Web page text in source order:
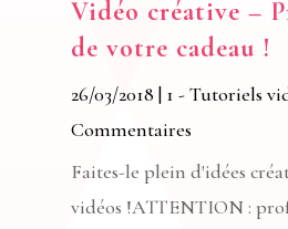
Vidéo créative –
de votre cadeau !
26/03/2018 | 1 - Tutoriels
Commentaires
Faites-le plein d'idées
vidéos !ATTENTION :